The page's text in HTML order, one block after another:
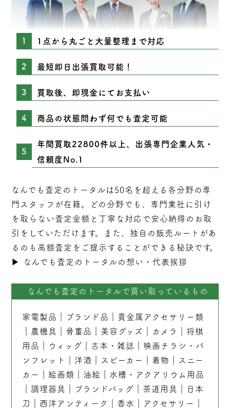
1点から丸ごと大量整理まで対応
最短即日出張買取可能！
買取後、即現金にてお支払い
商品の状態問わず何でも査定可能
年間買取22800件以上、出張専門企業人気・
信頼度No.1
なんでも査定のトータルは50名を超える各分野の専
門スタッフが在籍。どの分野でも、専門業社に引け
を取らない査定 金額と丁寧な対応で安心納得のお取
引をしていただけます。また、独自の販売ルートがあ
るのも高額査定をご提示することができる秘訣です。
▶︎
なんでも査定のトータルの想い・代表挨拶
なんでも査定のトータルで買い取っているもの
家電製品 ブランド品
貴金属アクセサリー類
農機具 骨董品 美容グッズ カメラ
将棋
用品
ウィッグ 古本 ・ 雑誌
映画チラシ・パ
ンフレット
洋酒 スピーカー 着物
スニー
カー
絵画類 油絵
水槽・アクアリウム用品
調理器具 ブランドバッグ ｜茶道用具｜
日本
刀
西洋アンティーク 香水 アクセサリー